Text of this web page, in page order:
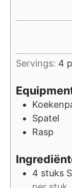
Servings: 4
Spatel
Rasp
4 stuks